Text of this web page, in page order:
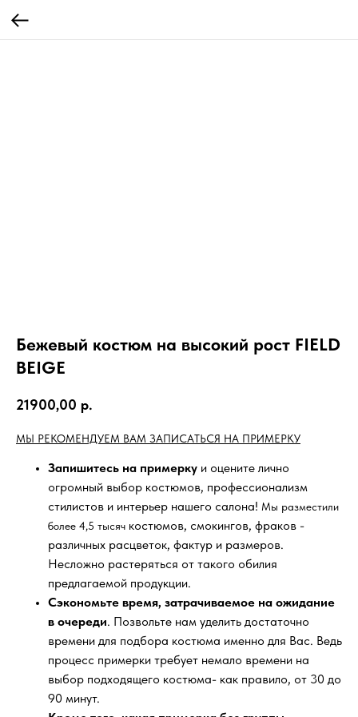
Бежевый костюм на высокий рост FIELD
BEIGE
21900,00 р.
МЫ РЕКОМЕНДУЕМ ВАМ ЗАПИСАТЬСЯ НА ПРИМЕРКУ
Запишитесь на примерку и оцените лично
огромный выбор костюмов, профессионализм
стилистов и интерьер нашего салона! Мы разместили
более 4,5 тысяч костюмов, смокингов, фраков -
различных расцветок, фактур и размеров.
Несложно растеряться от такого обилия
предлагаемой продукции.
Сэкономьте время, затрачиваемое на ожидание
в очереди. Позвольте нам уделить достаточно
времени для подбора костюма именно для Вас. Ведь
процесс примерки требует немало времени на
выбор подходящего костюма- как правило, от 30 до
90 минут.